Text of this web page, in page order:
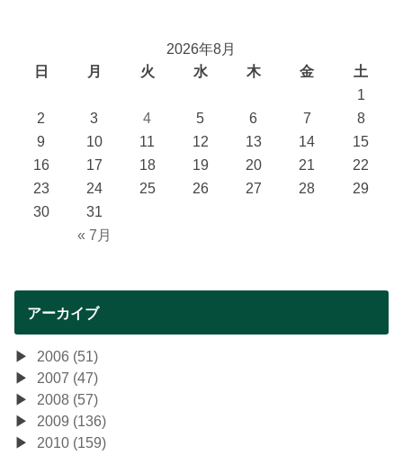
2026年8月
日
月 火 水 木 金 土
« 7月
1
2
3 4 5 6 7
8
9
10 11 12 13 14
15
16
17 18 19 20 21
22
23
24 25 26 27 28
29
30
31
アーカイブ
2006 (51)
2007 (47)
2008 (57)
2009 (136)
2010 (159)